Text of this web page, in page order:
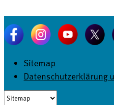
Sitemap
Datenschutzerklärung